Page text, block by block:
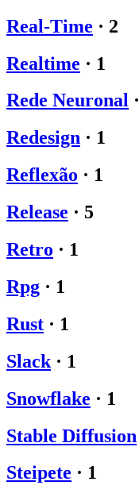
Real-Time · 2
Realtime · 1
Rede Neuronal ·
Redesign · 1
Reflexão · 1
Release · 5
Retro · 1
Rpg · 1
Rust · 1
Slack · 1
Snowflake · 1
Stable Diffusion
Steipete · 1